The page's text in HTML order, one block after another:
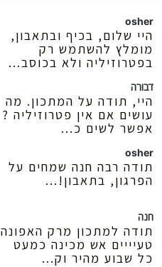
osher
היי שלום, בכיף ובתאבון,
מומלץ להשתמש רק
בפטרוזיליה ולא בכוסב...
דבורה
היי, תודה על המתכון. מה
עושים אם אין פטרוזיליה ?
אפשר לשים כ...
osher
תודה רבה חנה שמחים על
הפרגון, בתאבון!...
חנה
תודה למתכון מרק האפונה
טעיייים אש מכינה כמעט
כל שבוע מהיר וק...